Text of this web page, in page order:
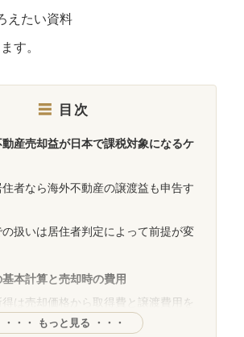
えたい資料
す。
目次
動産売却益が日本で課税対象になるケ
住者なら海外不動産の譲渡益も申告す
の扱いは居住者判定によって前提が変
本計算と売却時の費用
は売却価格から取得費と譲渡費用を
・・・ もっと見る ・・・